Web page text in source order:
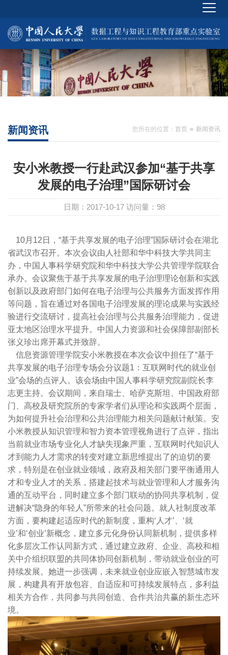
您所在的位置： 首页 新闻资讯
新闻资讯
安小米教授一行赴武汉参加“基于共享
发展的电子治理”国际研讨会
日期：2017-10-17 访问量： 98
10月12日，“基于共享发展的电子治理”国际研讨会在湖北
省武汉市召开。本次会议由人社部和华中科技大学共同主
办，中国人事科学研究院和华中科技大学公共管理学院联合
承办。会议聚焦于基于共享发展的电子治理理论创新和实践
创新以及政府部门如何在电子治理与公共服务方面发挥作用
等问题，旨在通过对各国电子治理发展的理论成果与实践经
验进行交流研讨，提高社会治理与公共服务治理能力，促进
亚太地区治理水平提升。中国人力资源和社会保障部副部长
张义珍出席开幕式并致辞。
信息资源管理学院安小米教授在本次会议中担任了“基于
共享发展的电子治理专场会分议题1：互联网时代的就业创
业”会场的点评人。该会场由中国人事科学研究院副院长李
志更主持。会议期间，来自瑞士、哈萨克斯坦、中国政府部
门、高校及研究院所的专家学者们从理论和实践两个层面，
为如何提升社会治理和公共治理能力相关问题献计献策。安
小米教授从知识管理和智力资本管理视角进行了点评，指出
当前就业市场专业化人才缺失现象严重，互联网时代知识人
才到能力人才需求的转变对建立新思维提出了的迫切的要
求，特别是在创业就业领域，政府及相关部门要平衡通用人
才和专业人才的关系，搭建起技术与就业管理和人才服务沟
通的互动平台，同时建立多个部门联动的协同共享机制，促
进解决“隐身的年轻人”所带来的社会问题。就人社制度改革
方面，要构建起适应时代的新制度，重构‘人才’、‘就
业’和‘创业’新概念，建立多元化身份认同新机制，提供多样
化多层次工作认同新方式，通过建立政府、企业、高校和相
关中介组织联盟的共同体协同创新机制，带动就业创业的可
持续发展。她进一步强调，未来就业创业应嵌入智慧城市发
展，构建具有开放包容、自适应和可持续发展特点，多利益
相关方合作，共同参与共同创造、合作共治共赢的新生态环
境。